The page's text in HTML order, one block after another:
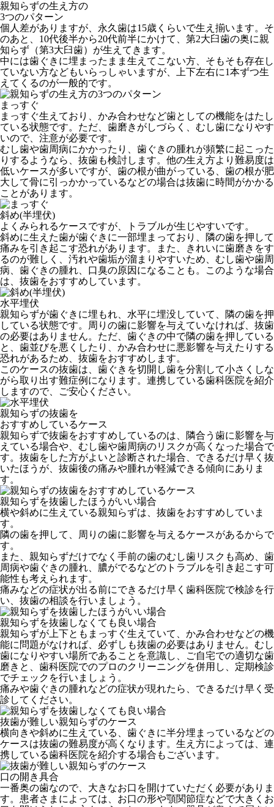
親知らずの生え方の
3つのパターン
個人差がありますが、永久歯は15歳くらいで生え揃います。そ
のあと、10代後半から20代前半にかけて、第2大臼歯の奥に親
知らず（第3大臼歯）が生えてきます。
中には歯ぐきに埋まったまま生えてこない方、そもそも存在し
ていない方などもいらっしゃいますが、上下左右に1本ずつ生
えてくるのが一般的です。
まっすぐ
まっすぐ生えており、かみ合わせなど歯としての機能をはたし
ている状態です。ただ、歯磨きがしづらく、むし歯になりやす
いので、注意が必要です。
むし歯や歯周病にかかったり、歯ぐきの腫れが頻繁に起こった
りするようなら、抜歯も検討します。他の生え方より難易度は
低いケースが多いですが、歯の根が曲がっている、歯の根が肥
大して骨に引っかかっているなどの場合は抜歯に時間がかかる
ことがあります。
斜め(半埋伏)
よくみられるケースですが、トラブルが生じやすいです。
斜めに生えた歯が歯ぐきに一部埋まっており、隣の歯を押して
痛みを引き起こす恐れがあります。また、きれいに歯磨きをす
るのが難しく、汚れや歯垢が溜まりやすいため、むし歯や歯周
病、歯ぐきの腫れ、口臭の原因になることも。このような場合
は、抜歯をおすすめしています。
水平埋伏
親知らずが歯ぐきに埋もれ、水平に埋没していて、隣の歯を押
している状態です。周りの歯に影響を与えていなければ、抜歯
の必要はありません。ただ、歯ぐきの中で隣の歯を押している
と、歯並びを悪くしたり、かみ合わせに悪影響を与えたりする
恐れがあるため、抜歯をおすすめします。
このケースの抜歯は、歯ぐきを切開し歯を分割して小さくしな
がら取り出す難症例になります。連携している歯科医院を紹介
しますので、ご安心ください。
親知らずの抜歯を
おすすめしているケース
親知らずで抜歯をおすすめしているのは、隣合う歯に影響を与
えている場合や、むし歯や歯周病のリスクが高くなった場合で
す。抜歯をした方がよいと診断された場合、できるだけ早く抜
いたほうが、抜歯後の痛みや腫れが軽減できる傾向にありま
す。
親知らずを抜歯したほうがいい場合
横や斜めに生えている親知らずは、抜歯をおすすめしていま
す。
隣の歯を押して、周りの歯に影響を与えるケースがあるからで
す。
また、親知らずだけでなく手前の歯のむし歯リスクも高め、歯
周病や歯ぐきの腫れ、膿がでるなどのトラブルを引き起こす可
能性も考えられます。
痛みなどの症状が出る前にできるだけ早く歯科医院で検診を行
い、抜歯の相談を行いましょう。
親知らずを抜歯しなくても良い場合
親知らずが上下ともまっすぐ生えていて、かみ合わせなどの機
能に問題がなければ、必ずしも抜歯の必要はありません。むし
歯になりやすい場所であることを意識し、ご自宅での適切な歯
磨きと、歯科医院でのプロのクリーニングを併用し、定期検診
でチェックを行いましょう。
痛みや歯ぐきの腫れなどの症状が現れたら、できるだけ早く受
診してください。
抜歯が難しい親知らずのケース
横向きや斜めに生えている、歯ぐきに半分埋まっているなどの
ケースは抜歯の難易度が高くなります。生え方によっては、連
携している歯科医院を紹介する場合もございます。
口の開き具合
一番奥の歯なので、大きなお口を開けていただく必要がありま
す。患者さまによっては、お口の形や顎関節症などで大きくお